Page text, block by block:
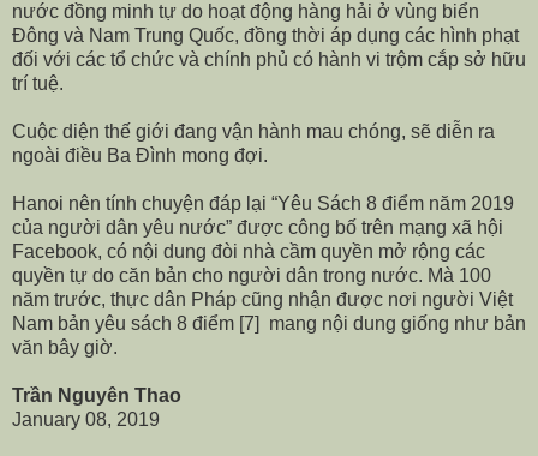
nước đồng minh tự do hoạt động hàng hải ở vùng biển
Đông và Nam Trung Quốc, đồng thời áp dụng các hình phạt
đối với các tổ chức và chính phủ có hành vi trộm cắp sở hữu
trí tuệ.
Cuộc diện thế giới đang vận hành mau chóng, sẽ diễn ra
ngoài điều Ba Đình mong đợi.
Hanoi nên tính chuyện đáp lại “Yêu Sách 8 điểm năm 2019
của người dân yêu nước” được công bố trên mạng xã hội
Facebook, có nội dung đòi nhà cầm quyền mở rộng các
quyền tự do căn bản cho người dân trong nước. Mà 100
năm trước, thực dân Pháp cũng nhận được nơi người Việt
Nam bản yêu sách 8 điểm [7] mang nội dung giống như bản
văn bây giờ.
Trần Nguyên Thao
January 08, 2019